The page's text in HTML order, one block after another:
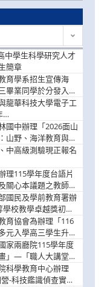
中學生科學研究人才
簡章
育學系招生宣傳海
畢業同學於分發入學
龍華科技大學電子工
AI賦能應用於智慧半
學生踴躍報名參加
國中辦理「2026面山
山野、海洋教育與戶
歡迎踴躍報名參加
中高級測驗現正報名
理115學年度台語片
關心本議題之教師踴
國民及學前教育署辦
校教學卓越獎初選
師踴躍報名
育協會為辦理「116
元入學高三學生升學
家兩廳院115學年度
」—「職人大講堂」
，鼓勵踴躍報名參
科學教育中心辦理
-科技鑑識偵查實戰